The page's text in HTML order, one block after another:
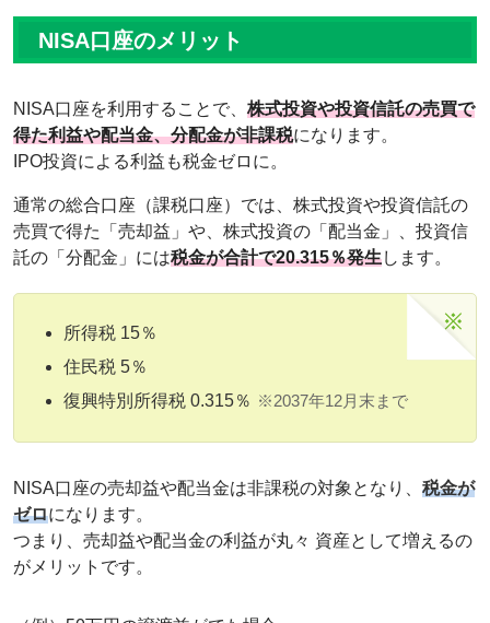
NISA口座のメリット
NISA口座を利用することで、 株式投資や投資信託の売買で
得た利益や配当金、分配金が非課税になります。
IPO投資による利益も税金ゼロに。
通常の総合口座（課税口座）では、株式投資や投資信託の
売買で得た「売却益」や、株式投資の「配当金」、投資信
託の「分配金」には税金が合計で20.315％発生します。
所得税 15％
住民税 5％
復興特別所得税 0.315％ ※2037年12月末まで
NISA口座の売却益や配当金は非課税の対象となり、 税金が
ゼロになります。
つまり、売却益や配当金の利益が丸々 資産として増えるの
がメリットです。